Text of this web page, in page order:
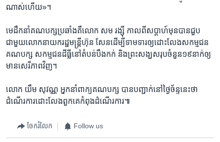
ណាស់​ហើយ»។​
មេ​ដឹកនាំ​គណបក្ស​ប្រឆាំង​គឺ​លោក ​សម រង្ស៊ី​ កាល​ពី​សប្តាហ៍​មុន​បាន​ជួប​
ជាមួយ​លោក​នាយករដ្ឋមន្ត្រី​ហ៊ុន សែន​ដើម្បី​ទាម​ទារ​ឲ្យដោះ​លែង​សកម្ម​ជន​
គណបក្ស​ សកម្មជន​ដីធ្លី​នៅ​តំបន់​បឹង​កក់​ និង​ព្រះ​សង្ឃ​សរុប​ចំនួន​១៩​នាក់​ឲ្យ
មាន​សេរីភាព​វិញ។
លោក ​យឹម សុវណ្ណ​ អ្នក​នាំ​ពាក្យ​គណបក្ស​ បាន​បញ្ជាក់​នៅ​ថ្ងៃ​ច័ន្ទ​នេះ​ថា​
ដំណើរ​ការ​ដោះ​លែង​ពួក​គេ​កំពុង​ដំណើរការ៕
ចែករំលែក Follow us